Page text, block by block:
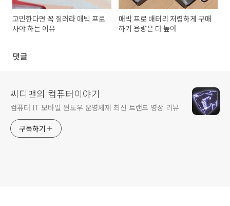
고민한다면 꼭 질러라 매빅 프로
사야 하는 이유
매빅 프로 배터리 저렴하게 구매
하기 용량은 더 높아
댓글
씨디맨의 컴퓨터이야기
컴퓨터 IT 모바일 윈도우 운영체제 최신 트랜드 영상 리뷰
구독하기